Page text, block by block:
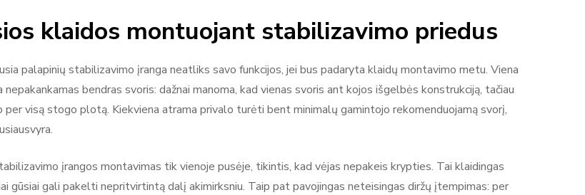
klaidos montuojant stabilizavimo priedus
palapinių stabilizavimo įranga neatliks savo funkcijos, jei bus padaryta klaidų montavimo metu. Viena
nepakankamas bendras svoris: dažnai manoma, kad vienas svoris ant kojos išgelbės konstrukciją, tačiau
per visą stogo plotą. Kiekviena atrama privalo turėti bent minimalų gamintojo rekomenduojamą svorį,
įrangos montavimas tik vienoje pusėje, tikintis, kad vėjas nepakeis krypties. Tai klaidingas
gūsiai gali pakelti nepritvirtintą dalį akimirksniu. Taip pat pavojingas neteisingas diržų įtempimas: per